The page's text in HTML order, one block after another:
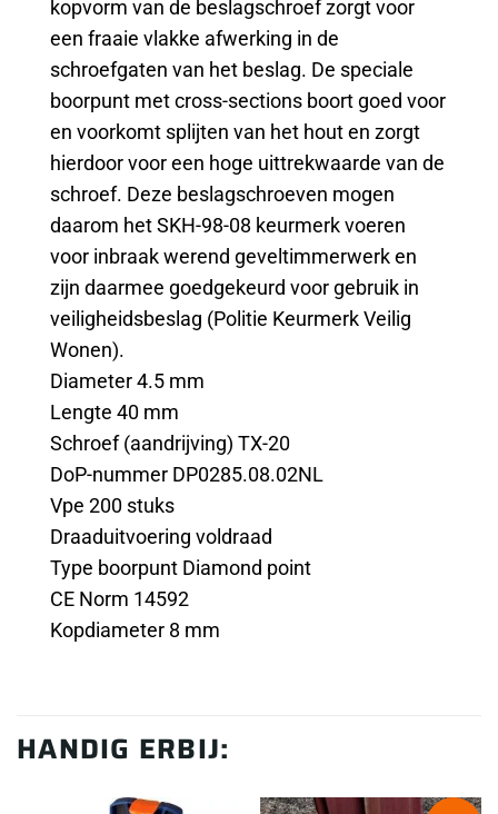
kopvorm van de beslagschroef zorgt voor
een fraaie vlakke afwerking in de
schroefgaten van het beslag. De speciale
boorpunt met cross-sections boort goed voor
en voorkomt splijten van het hout en zorgt
hierdoor voor een hoge uittrekwaarde van de
schroef. Deze beslagschroeven mogen
daarom het SKH-98-08 keurmerk voeren
voor inbraak werend geveltimmerwerk en
zijn daarmee goedgekeurd voor gebruik in
veiligheidsbeslag (Politie Keurmerk Veilig
Wonen).
Diameter 4.5 mm
Lengte 40 mm
Schroef (aandrijving) TX-20
DoP-nummer DP0285.08.02NL
Vpe 200 stuks
Draaduitvoering voldraad
Type boorpunt Diamond point
CE Norm 14592
Kopdiameter 8 mm
HANDIG ERBIJ: